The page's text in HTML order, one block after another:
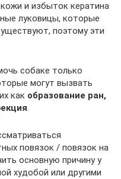
и избыток кератина
луковицы, которые
поэтому эти
собаке только
могут вызвать
как образование ран,
.
повязок / повязок на
основную причину у
худобой или другими